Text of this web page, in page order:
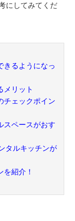
にしてみてくだ
きるようになっ
メリット
チェックポイン
スペースがおす
タルキッチンが
を紹介！